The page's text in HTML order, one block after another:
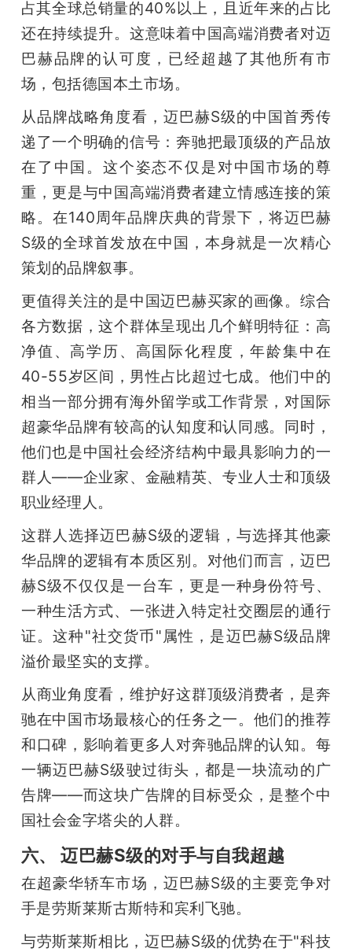
占其全球总销量的40%以上，且近年来的占比
还在持续提升。这意味着中国高端消费者对迈
巴赫品牌的认可度，已经超越了其他所有市
场，包括德国本土市场。
从品牌战略角度看，迈巴赫S级的中国首秀传
递了一个明确的信号：奔驰把最顶级的产品放
在了中国。这个姿态不仅是对中国市场的尊
重，更是与中国高端消费者建立情感连接的策
略。在140周年品牌庆典的背景下，将迈巴赫
S级的全球首发放在中国，本身就是一次精心
策划的品牌叙事。
更值得关注的是中国迈巴赫买家的画像。综合
各方数据，这个群体呈现出几个鲜明特征：高
净值、高学历、高国际化程度，年龄集中在
40-55岁区间，男性占比超过七成。他们中的
相当一部分拥有海外留学或工作背景，对国际
超豪华品牌有较高的认知度和认同感。同时，
他们也是中国社会经济结构中最具影响力的一
群人——企业家、金融精英、专业人士和顶级
职业经理人。
这群人选择迈巴赫S级的逻辑，与选择其他豪
华品牌的逻辑有本质区别。对他们而言，迈巴
赫S级不仅仅是一台车，更是一种身份符号、
一种生活方式、一张进入特定社交圈层的通行
证。这种"社交货币"属性，是迈巴赫S级品牌
溢价最坚实的支撑。
从商业角度看，维护好这群顶级消费者，是奔
驰在中国市场最核心的任务之一。他们的推荐
和口碑，影响着更多人对奔驰品牌的认知。每
一辆迈巴赫S级驶过街头，都是一块流动的广
告牌——而这块广告牌的目标受众，是整个中
国社会金字塔尖的人群。
六、 迈巴赫S级的对手与自我超越
在超豪华轿车市场，迈巴赫S级的主要竞争对
手是劳斯莱斯古斯特和宾利飞驰。
与劳斯莱斯相比，迈巴赫S级的优势在于"科技